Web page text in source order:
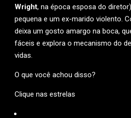
Wright, na época esposa do
pequena e um ex-marido violento.
deixa um gosto amargo na boca,
fáceis e explora o mecanismo do
vidas.
O que você achou disso?
Clique nas estrelas